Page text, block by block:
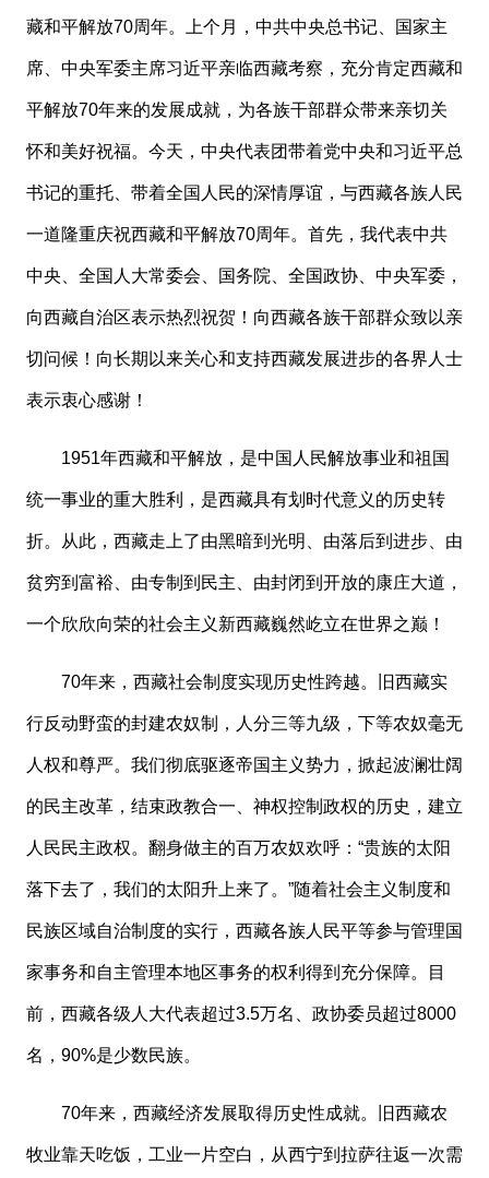
藏和平解放70周年。上个月，中共中央总书记、国家主
席、中央军委主席习近平亲临西藏考察，充分肯定西藏和
平解放70年来的发展成就，为各族干部群众带来亲切关
怀和美好祝福。今天，中央代表团带着党中央和习近平总
书记的重托、带着全国人民的深情厚谊，与西藏各族人民
一道隆重庆祝西藏和平解放70周年。首先，我代表中共
中央、全国人大常委会、国务院、全国政协、中央军委，
向西藏自治区表示热烈祝贺！向西藏各族干部群众致以亲
切问候！向长期以来关心和支持西藏发展进步的各界人士
表示衷心感谢！
1951年西藏和平解放，是中国人民解放事业和祖国
统一事业的重大胜利，是西藏具有划时代意义的历史转
折。从此，西藏走上了由黑暗到光明、由落后到进步、由
贫穷到富裕、由专制到民主、由封闭到开放的康庄大道，
一个欣欣向荣的社会主义新西藏巍然屹立在世界之巅！
70年来，西藏社会制度实现历史性跨越。旧西藏实
行反动野蛮的封建农奴制，人分三等九级，下等农奴毫无
人权和尊严。我们彻底驱逐帝国主义势力，掀起波澜壮阔
的民主改革，结束政教合一、神权控制政权的历史，建立
人民民主政权。翻身做主的百万农奴欢呼：“贵族的太阳
落下去了，我们的太阳升上来了。”随着社会主义制度和
民族区域自治制度的实行，西藏各族人民平等参与管理国
家事务和自主管理本地区事务的权利得到充分保障。目
前，西藏各级人大代表超过3.5万名、政协委员超过8000
名，90%是少数民族。
70年来，西藏经济发展取得历史性成就。旧西藏农
牧业靠天吃饭，工业一片空白，从西宁到拉萨往返一次需